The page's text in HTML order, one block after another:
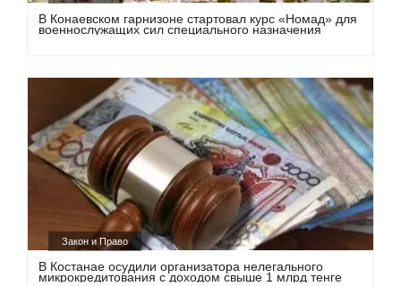
В Конаевском гарнизоне стартовал курс «Номад» для
военнослужащих сил специального назначения
Закон и Право
В Костанае осудили организатора нелегального
микрокредитования с доходом свыше 1 млрд тенге